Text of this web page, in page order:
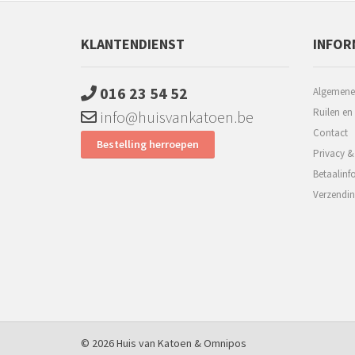
KLANTENDIENST
016 23 54 52
info@huisvankatoen.be
Bestelling herroepen
Ruilen
Contact
Privacy
© 2026 Huis van Katoen &Omnipos